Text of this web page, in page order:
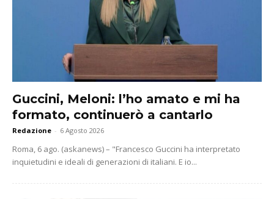
Guccini, Meloni: l’ho amato e mi ha
formato, continuerò a cantarlo
Redazione - 6 Agosto 2026
Roma, 6 ago. (askanews) – "Francesco Guccini ha interpretato
inquietudini e ideali di generazioni di italiani. E io...